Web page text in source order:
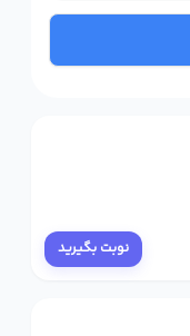
نوبت بگیرید